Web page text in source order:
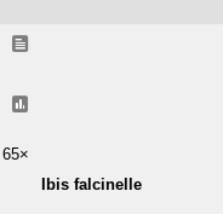
65×
Ibis falcinelle